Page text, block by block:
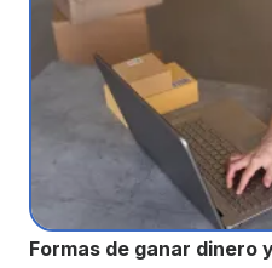
Formas de ganar dinero